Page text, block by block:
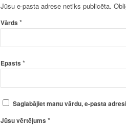
Jūsu e-pasta adrese netiks publicēta.
Vārds *
Epasts *
Saglabājiet manu vārdu, e-pasta
Jūsu vērtējums *